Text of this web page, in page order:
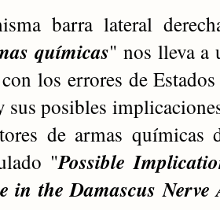
barra lateral
químicas" nos lleva a
los errores de
sus posibles
de armas químicas
"Possible
in the Damascus